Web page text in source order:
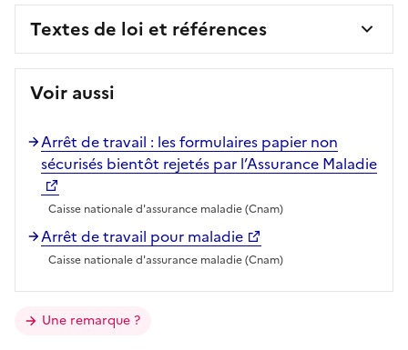
Textes de loi et références
Voir aussi
Arrêt de travail : les formulaires papier non
sécurisés bientôt rejetés par l’Assurance Maladie
Caisse nationale d'assurance maladie (Cnam)
Arrêt de travail pour maladie
Caisse nationale d'assurance maladie (Cnam)
Une remarque ?